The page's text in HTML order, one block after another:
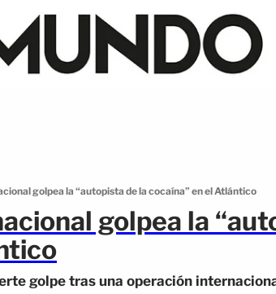
golpea la “autopista de la cocaína” en el Atlántico
golpea la
golpe tras una operación